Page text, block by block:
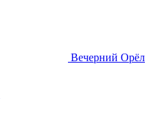
Вечерний Орёл